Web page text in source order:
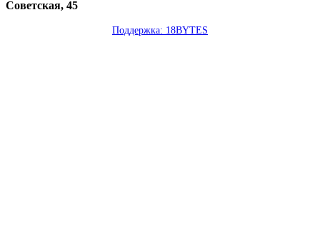
Советская, 45
Поддержка: 18BYTES